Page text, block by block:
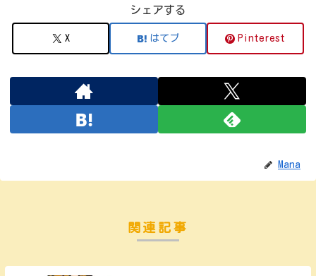
シェアする
X はてブ Pinterest
Mana
関連記事